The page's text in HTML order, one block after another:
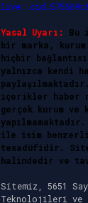
Yasal Uyarı:
Bu
bir marka,
hiçbir
yalnızca kendi
içerikler haber
gerçek kurum ve
ile isim
tesadüfidir.
halindedir ve
Sitemiz, 5651
Teknolojileri ve